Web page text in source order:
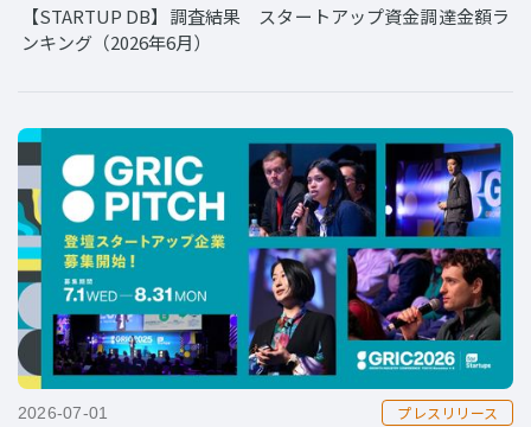
【STARTUP DB】調査結果 スタートアップ資金調達金額ラ
ンキング（2026年6月）
2026-07-01 プレスリリース